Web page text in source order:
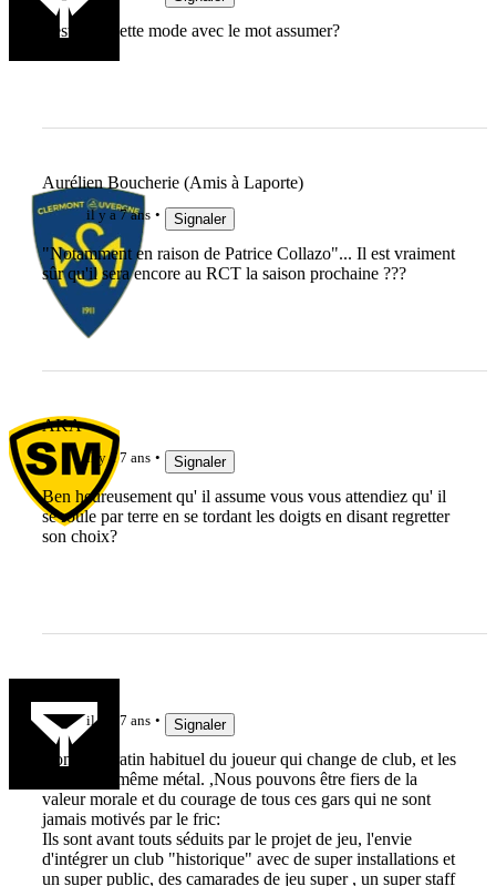
c'est quoi cette mode avec le mot assumer?
Aurélien Boucherie (Amis à Laporte)
il y a 7 ans Signaler
"Notamment en raison de Patrice Collazo"... Il est vraiment
sûr qu'il sera encore au RCT la saison prochaine ???
AKA
il y a 7 ans Signaler
Ben heureusement qu' il assume vous vous attendiez qu' il
se roule par terre en se tordant les doigts en disant regretter
son choix?
il y a 7 ans Signaler
Bon, le baratin habituel du joueur qui change de club, et les
clichés du même métal. ,Nous pouvons être fiers de la
valeur morale et du courage de tous ces gars qui ne sont
jamais motivés par le fric:
Ils sont avant touts séduits par le projet de jeu, l'envie
d'intégrer un club "historique" avec de super installations et
un super public, des camarades de jeu super , un super staff